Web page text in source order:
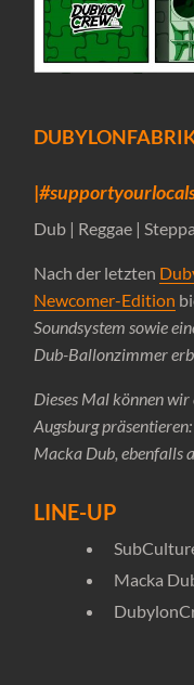
|
Dub | Reggae |
Nach der letzten
Newcomer-Edition
Soundsystem sowie
Dub-Ballonzimmer
Dieses Mal können
Augsburg
Macka Dub, ebenfalls
LINE-UP
Macka